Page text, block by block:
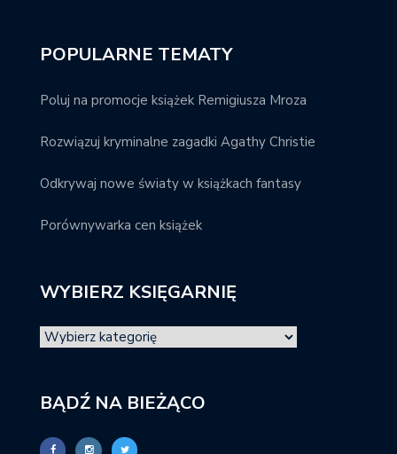
POPULARNE TEMATY
Poluj na promocje książek Remigiusza Mroza
Rozwiązuj kryminalne zagadki Agathy Christie
Odkrywaj nowe światy w książkach fantasy
Porównywarka cen książek
WYBIERZ KSIĘGARNIĘ
BĄDŹ NA BIEŻĄCO